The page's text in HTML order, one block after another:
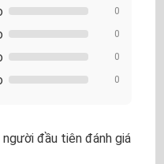
0
0
0
0
người đầu tiên đánh giá